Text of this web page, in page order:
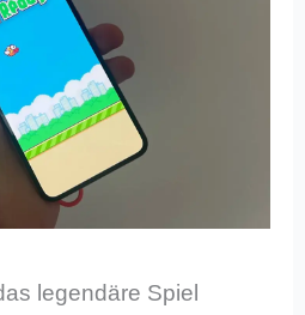
legendäre Spiel